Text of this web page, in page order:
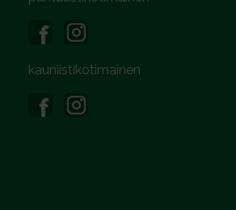
kauniistikotimainen